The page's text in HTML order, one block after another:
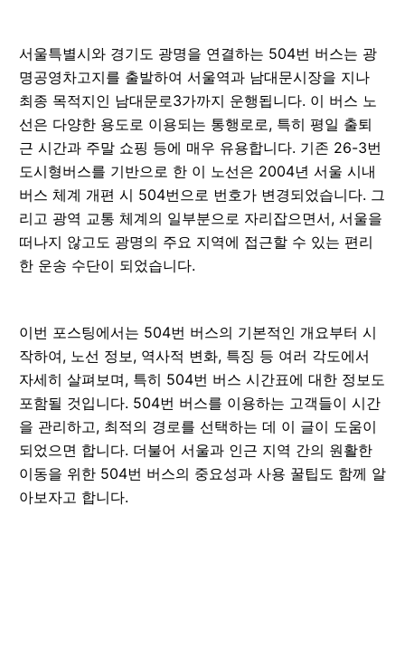
서울특별시와 경기도 광명을 연결하는 504번 버스는 광
명공영차고지를 출발하여 서울역과 남대문시장을 지나
최종 목적지인 남대문로3가까지 운행됩니다. 이 버스 노
선은 다양한 용도로 이용되는 통행로로, 특히 평일 출퇴
근 시간과 주말 쇼핑 등에 매우 유용합니다. 기존 26-3번
도시형버스를 기반으로 한 이 노선은 2004년 서울 시내
버스 체계 개편 시 504번으로 번호가 변경되었습니다. 그
리고 광역 교통 체계의 일부분으로 자리잡으면서, 서울을
떠나지 않고도 광명의 주요 지역에 접근할 수 있는 편리
한 운송 수단이 되었습니다.
이번 포스팅에서는 504번 버스의 기본적인 개요부터 시
작하여, 노선 정보, 역사적 변화, 특징 등 여러 각도에서
자세히 살펴보며, 특히 504번 버스 시간표에 대한 정보도
포함될 것입니다. 504번 버스를 이용하는 고객들이 시간
을 관리하고, 최적의 경로를 선택하는 데 이 글이 도움이
되었으면 합니다. 더불어 서울과 인근 지역 간의 원활한
이동을 위한 504번 버스의 중요성과 사용 꿀팁도 함께 알
아보자고 합니다.